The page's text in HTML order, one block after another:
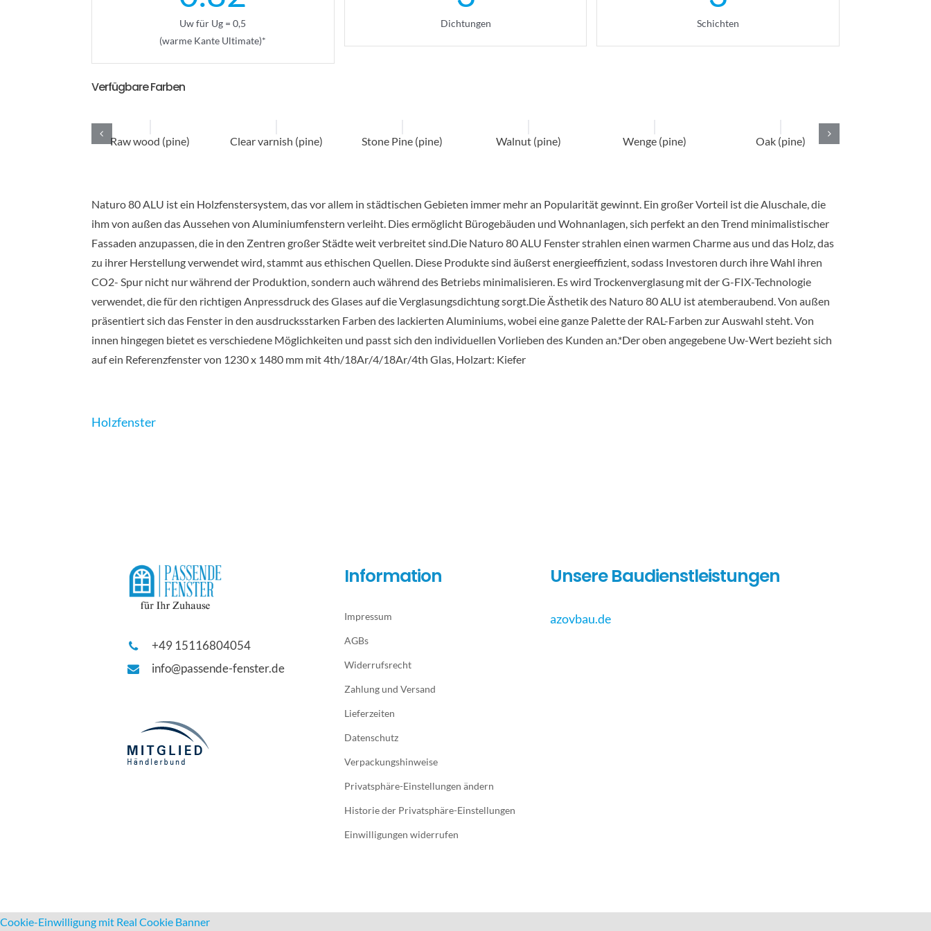
Uw für Ug = 0,5
(warme Kante Ultimate)*
Dichtungen Schichten
Verfügbare Farben
Raw wood (pine) Clear varnish (pine) Stone Pine (pine) Walnut (pine) Wenge (pine) Oak (pine)
Naturo 80 ALU ist ein Holzfenstersystem, das vor allem in städtischen Gebieten immer mehr an Popularität gewinnt. Ein großer Vorteil ist die Aluschale, die
ihm von außen das Aussehen von Aluminiumfenstern verleiht. Dies ermöglicht Bürogebäuden und Wohnanlagen, sich perfekt an den Trend minimalistischer
Fassaden anzupassen, die in den Zentren großer Städte weit verbreitet sind.Die Naturo 80 ALU Fenster strahlen einen warmen Charme aus und das Holz, das
zu ihrer Herstellung verwendet wird, stammt aus ethischen Quellen. Diese Produkte sind äußerst energieeffizient, sodass Investoren durch ihre Wahl ihren
CO2- Spur nicht nur während der Produktion, sondern auch während des Betriebs minimalisieren. Es wird Trockenverglasung mit der G-FIX-Technologie
verwendet, die für den richtigen Anpressdruck des Glases auf die Verglasungsdichtung sorgt.Die Ästhetik des Naturo 80 ALU ist atemberaubend. Von außen
präsentiert sich das Fenster in den ausdrucksstarken Farben des lackierten Aluminiums, wobei eine ganze Palette der RAL-Farben zur Auswahl steht. Von
innen hingegen bietet es verschiedene Möglichkeiten und passt sich den individuellen Vorlieben des Kunden an.*Der oben angegebene Uw-Wert bezieht sich
auf ein Referenzfenster von 1230 x 1480 mm mit 4th/18Ar/4/18Ar/4th Glas, Holzart: Kiefer
Holzfenster
+49 15116804054
info@passende-fenster.de
Information
Impressum
AGBs
Widerrufsrecht
Zahlung und Versand
Lieferzeiten
Datenschutz
Verpackungshinweise
Privatsphäre-Einstellungen ändern
Historie der Privatsphäre-Einstellungen
Einwilligungen widerrufen
Unsere Baudienstleistungen
azovbau.de
Cookie-Einwilligung mit Real Cookie Banner